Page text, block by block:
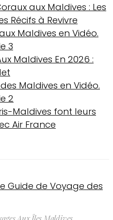
aux Maldives : Les
Récifs à Revivre
Maldives en Vidéo.
3
Maldives En 2026 :
Maldives en Vidéo.
2
Maldives font leurs
Air France